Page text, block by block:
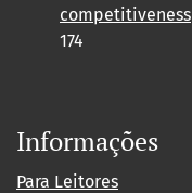
competitiveness
174
Informações
Para Leitores